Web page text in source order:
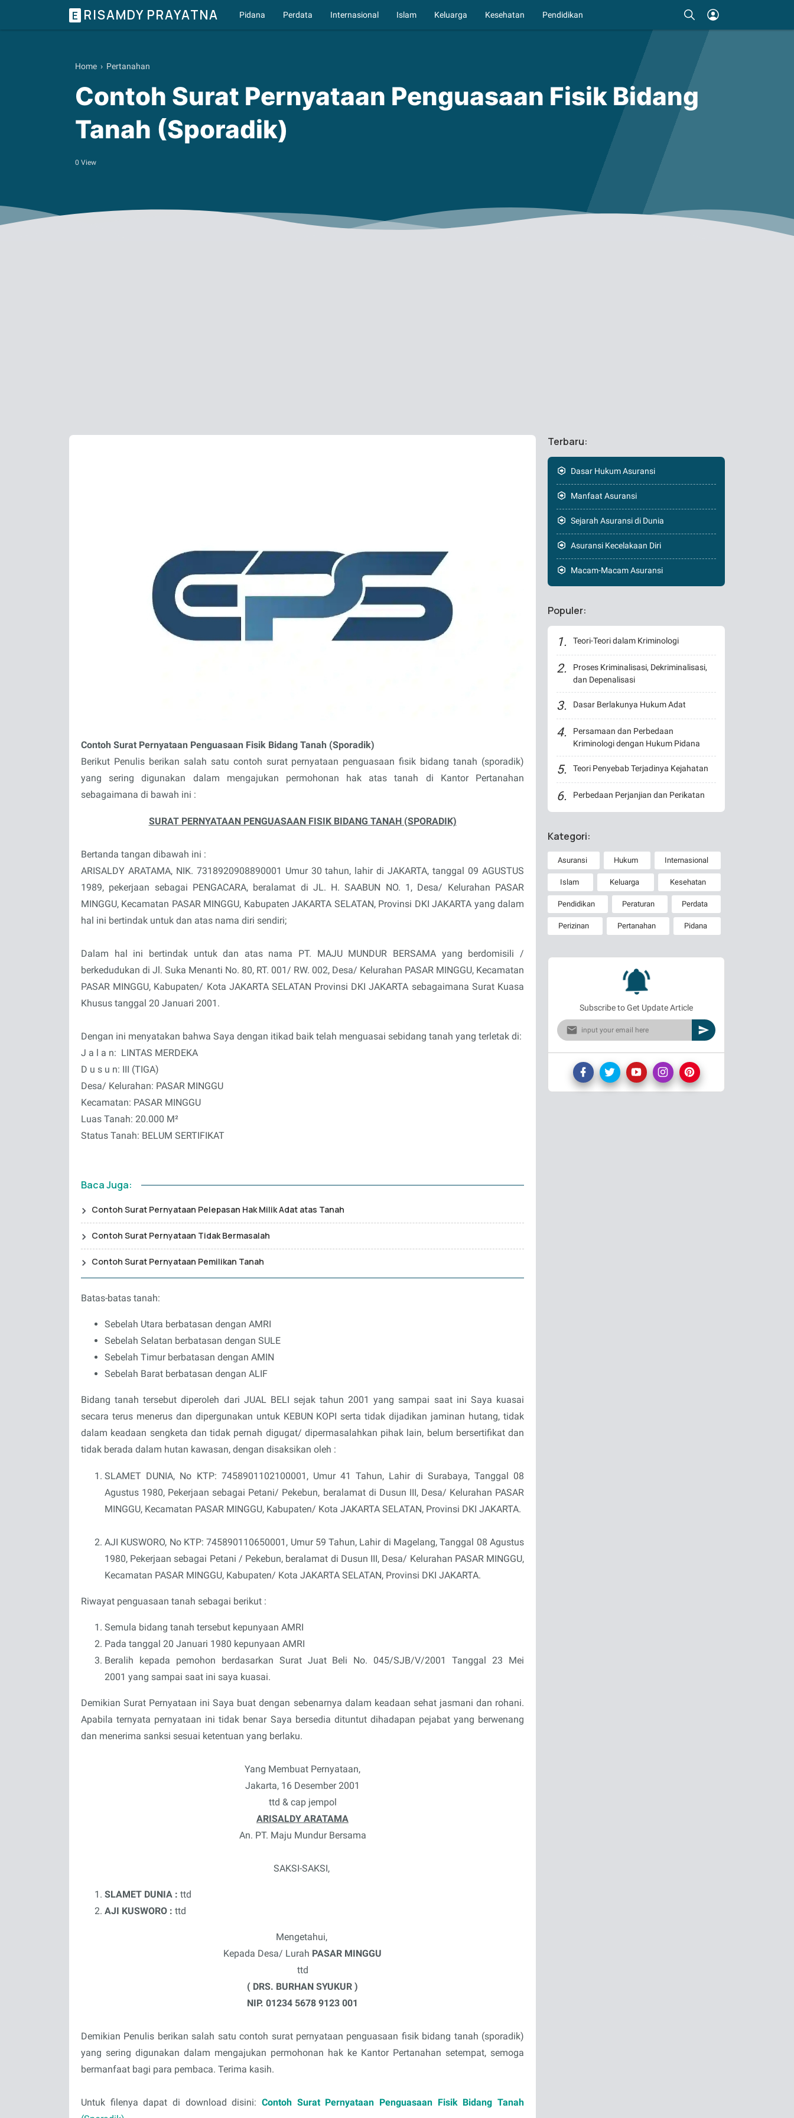
E RISAMDY PRAYATNA Pidana Perdata Internasional Islam Keluarga Kesehatan Pendidikan
Home › Pertanahan
Contoh Surat Pernyataan Penguasaan Fisik Bidang
Tanah (Sporadik)
0 View
Contoh Surat Pernyataan Penguasaan Fisik Bidang Tanah (Sporadik)
Berikut Penulis berikan salah satu contoh surat pernyataan penguasaan fisik bidang tanah (sporadik)
yang sering digunakan dalam mengajukan permohonan hak atas tanah di Kantor Pertanahan
sebagaimana di bawah ini :
SURAT PERNYATAAN PENGUASAAN FISIK BIDANG TANAH (SPORADIK)
Bertanda tangan dibawah ini :
ARISALDY ARATAMA, NIK. 7318920908890001 Umur 30 tahun, lahir di JAKARTA, tanggal 09 AGUSTUS
1989, pekerjaan sebagai PENGACARA, beralamat di JL. H. SAABUN NO. 1, Desa/ Kelurahan PASAR
MINGGU, Kecamatan PASAR MINGGU, Kabupaten JAKARTA SELATAN, Provinsi DKI JAKARTA yang dalam
hal ini bertindak untuk dan atas nama diri sendiri;
Dalam hal ini bertindak untuk dan atas nama PT. MAJU MUNDUR BERSAMA yang berdomisili /
berkedudukan di Jl. Suka Menanti No. 80, RT. 001/ RW. 002, Desa/ Kelurahan PASAR MINGGU, Kecamatan
PASAR MINGGU, Kabupaten/ Kota JAKARTA SELATAN Provinsi DKI JAKARTA sebagaimana Surat Kuasa
Khusus tanggal 20 Januari 2001.
Dengan ini menyatakan bahwa Saya dengan itikad baik telah menguasai sebidang tanah yang terletak di:
J a l a n: LINTAS MERDEKA
D u s u n: III (TIGA)
Desa/ Kelurahan: PASAR MINGGU
Kecamatan: PASAR MINGGU
Luas Tanah: 20.000 M²
Status Tanah: BELUM SERTIFIKAT
Baca Juga:
Contoh Surat Pernyataan Pelepasan Hak Milik Adat atas Tanah
Contoh Surat Pernyataan Tidak Bermasalah
Contoh Surat Pernyataan Pemilikan Tanah
Batas-batas tanah:
Sebelah Utara berbatasan dengan AMRI
Sebelah Selatan berbatasan dengan SULE
Sebelah Timur berbatasan dengan AMIN
Sebelah Barat berbatasan dengan ALIF
Bidang tanah tersebut diperoleh dari JUAL BELI sejak tahun 2001 yang sampai saat ini Saya kuasai
secara terus menerus dan dipergunakan untuk KEBUN KOPI serta tidak dijadikan jaminan hutang, tidak
dalam keadaan sengketa dan tidak pernah digugat/ dipermasalahkan pihak lain, belum bersertifikat dan
tidak berada dalam hutan kawasan, dengan disaksikan oleh :
SLAMET DUNIA, No KTP: 7458901102100001, Umur 41 Tahun, Lahir di Surabaya, Tanggal 08
Agustus 1980, Pekerjaan sebagai Petani/ Pekebun, beralamat di Dusun III, Desa/ Kelurahan PASAR
MINGGU, Kecamatan PASAR MINGGU, Kabupaten/ Kota JAKARTA SELATAN, Provinsi DKI JAKARTA.
AJI KUSWORO, No KTP:745890110650001 , Umur 59Tahun, Lahir di Magelang,Tanggal 08 Agustus
1980, Pekerjaan sebagai Petani / Pekebun, beralamat di Dusun III, Desa/ Kelurahan PASAR MINGGU,
Kecamatan PASAR MINGGU, Kabupaten/ Kota JAKARTA SELATAN, Provinsi DKI JAKARTA.
Riwayat penguasaan tanah sebagai berikut :
Semula bidang tanah tersebut kepunyaan AMRI
Pada tanggal 20 Januari 1980 kepunyaan AMRI
Beralih kepada pemohon berdasarkan Surat Juat Beli No. 045/SJB/V/2001 Tanggal 23 Mei
2001 yang sampai saat ini saya kuasai.
Demikian Surat Pernyataan ini Saya buat dengan sebenarnya dalam keadaan sehat jasmani dan rohani.
Apabila ternyata pernyataan ini tidak benar Saya bersedia dituntut dihadapan pejabat yang berwenang
dan menerima sanksi sesuai ketentuan yang berlaku.
Yang Membuat Pernyataan,
Jakarta, 16 Desember 2001
ttd & cap jempol
ARISALDY ARATAMA
An. PT. Maju Mundur Bersama
SAKSI-SAKSI,
SLAMET DUNIA : ttd
AJI KUSWORO : ttd
Mengetahui,
Kepada Desa/ Lurah PASAR MINGGU
ttd
( DRS. BURHAN SYUKUR )
NIP. 01234 5678 9123 001
Demikian Penulis berikan salah satu contoh surat pernyataan penguasaan fisik bidang tanah (sporadik)
yang sering digunakan dalam mengajukan permohonan hak ke Kantor Pertanahan setempat, semoga
bermanfaat bagi para pembaca. Terima kasih.
Untuk filenya dapat di download disini: Contoh Surat Pernyataan Penguasaan Fisik Bidang Tanah
Terbaru:
Dasar Hukum Asuransi
Manfaat Asuransi
Sejarah Asuransi di Dunia
Asuransi Kecelakaan Diri
Macam-Macam Asuransi
Populer:
Teori-Teori dalam Kriminologi
Proses Kriminalisasi, Dekriminalisasi,
dan Depenalisasi
Dasar Berlakunya Hukum Adat
Persamaan dan Perbedaan
Kriminologi dengan Hukum Pidana
Teori Penyebab Terjadinya Kejahatan
Perbedaan Perjanjian dan Perikatan
Kategori:
Asuransi Hukum Internasional
Islam Keluarga Kesehatan
Pendidikan Peraturan Perdata
Perizinan Pertanahan Pidana
Subscribe to Get Update Article